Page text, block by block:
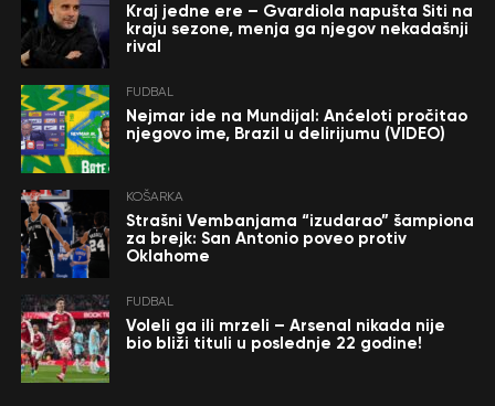
Kraj jedne ere – Gvardiola napušta Siti na
kraju sezone, menja ga njegov nekadašnji
rival
FUDBAL
Nejmar ide na Mundijal: Anćeloti pročitao
njegovo ime, Brazil u delirijumu (VIDEO)
KOŠARKA
Strašni Vembanjama “izudarao” šampiona
za brejk: San Antonio poveo protiv
Oklahome
FUDBAL
Voleli ga ili mrzeli – Arsenal nikada nije
bio bliži tituli u poslednje 22 godine!